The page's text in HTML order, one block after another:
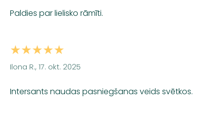
Paldies par lielisko rāmīti.
★★★★★
Ilona R., 17. okt. 2025
Intersants naudas pasniegšanas veids svētkos.